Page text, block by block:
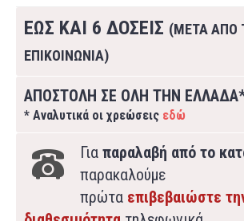
ΕΩΣ ΚΑΙ 6 ΔΟΣΕΙΣ (ΜΕΤΑ ΑΠΟ
ΕΠΙΚΟΙΝΩΝΙΑ)
ΑΠΟΣΤΟΛΗ ΣΕ ΟΛΗ ΤΗΝ
* Αναλυτικά οι χρεώσεις εδώ
Για παραλαβή από το
παρακαλούμε
πρώτα επιβεβαιώστε